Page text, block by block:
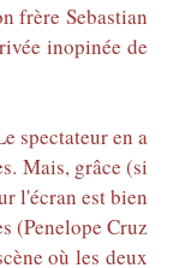
frère Sebastian
inopinée de
spectateur en a
Mais, grâce (si
l'écran est bien
(Penelope Cruz
où les deux